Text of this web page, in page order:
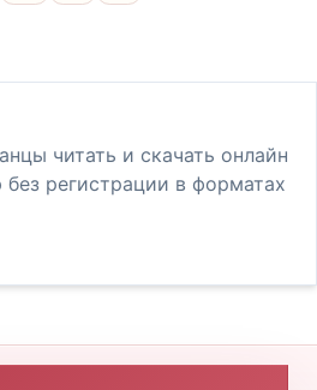
читать и скачать онлайн
регистрации в форматах